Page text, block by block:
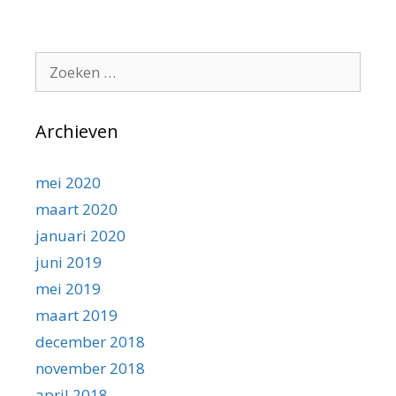
Zoeken
naar:
Archieven
mei 2020
maart 2020
januari 2020
juni 2019
mei 2019
maart 2019
december 2018
november 2018